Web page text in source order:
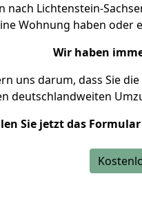
Lichtenstein-
Wohnung haben
Wir haben
uns darum, dass Sie
deutschlandweiten
Sie jetzt das